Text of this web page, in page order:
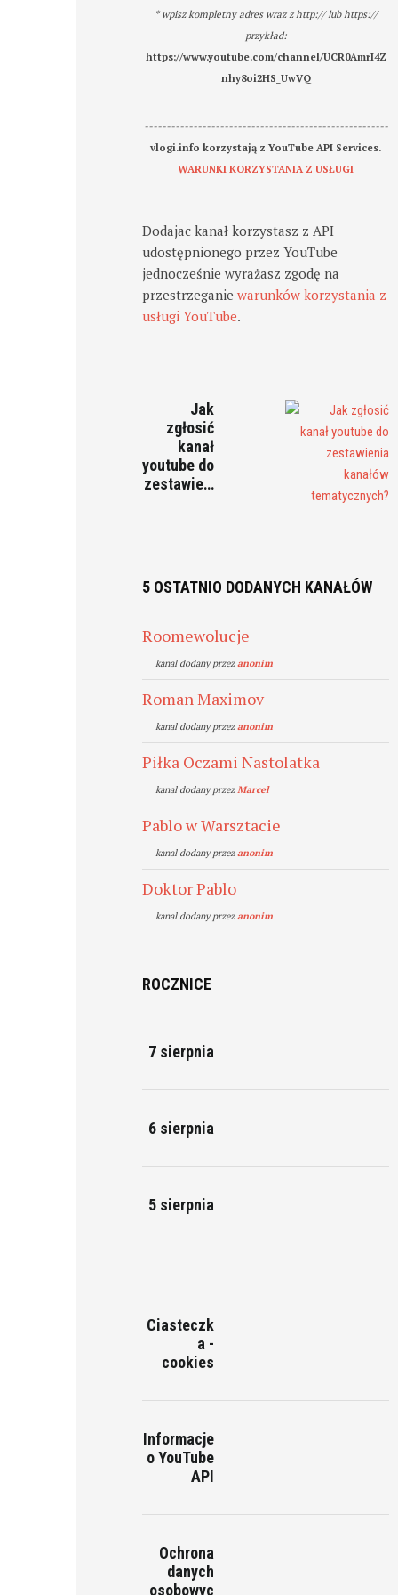
* wpisz kompletny adres wraz z http:// lub https://
przykład:
https://www.youtube.com/channel/UCR0AmrI4Z
nhy8oi2HS_UwVQ
-------------------------------------------------------
vlogi.info korzystają z YouTube API Services.
WARUNKI KORZYSTANIA Z USŁUGI
Dodajac kanał korzystasz z API
udostępnionego przez YouTube
jednocześnie wyrażasz zgodę na
przestrzeganiewarunków korzystania z
usługi YouTube.
Jak
zgłosić
kanał
youtube do
zestawie…
5 OSTATNIO DODANYCH KANAŁÓW
Roomewolucje
kanal dodany przezanonim
Roman Maximov
kanal dodany przezanonim
Piłka Oczami Nastolatka
kanal dodany przezMarcel
Pablo w Warsztacie
kanal dodany przezanonim
Doktor Pablo
kanal dodany przezanonim
ROCZNICE
7 sierpnia
6 sierpnia
5 sierpnia
Ciasteczk
a -
cookies
Informacje
o YouTube
API
Ochrona
danych
osobowyc